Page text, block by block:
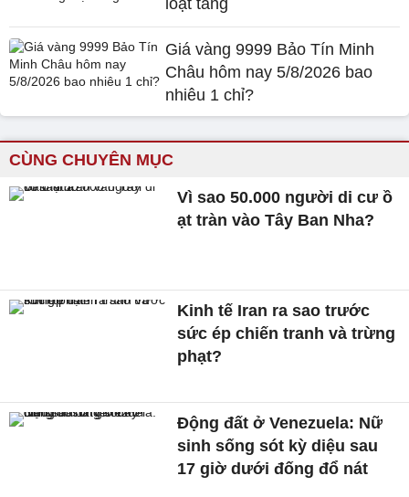
Giá vàng 9999 Bảo Tín Minh
Châu hôm nay 5/8/2026 bao
nhiêu 1 chỉ?
CÙNG CHUYÊN MỤC
Vì sao 50.000 người di cư ồ
ạt tràn vào Tây Ban Nha?
Kinh tế Iran ra sao trước
sức ép chiến tranh và trừng
phạt?
Động đất ở Venezuela: Nữ
sinh sống sót kỳ diệu sau
17 giờ dưới đống đổ nát